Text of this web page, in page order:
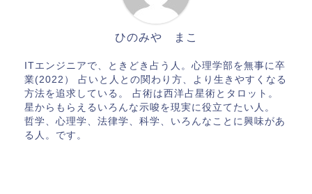
ひのみや まこ
ITエンジニアで、ときどき占う人。心理学部を無事に卒
業(2022） 占いと人との関わり方、より生きやすくなる
方法を追求している。 占術は西洋占星術とタロット。
星からもらえるいろんな示唆を現実に役立てたい人。
哲学、心理学、法律学、科学、いろんなことに興味があ
る人。です。